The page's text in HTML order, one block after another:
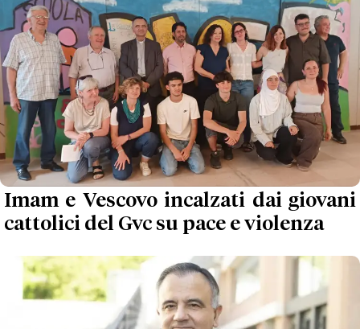
Imam e Vescovo incalzati dai giovani
cattolici del Gvc su pace e violenza